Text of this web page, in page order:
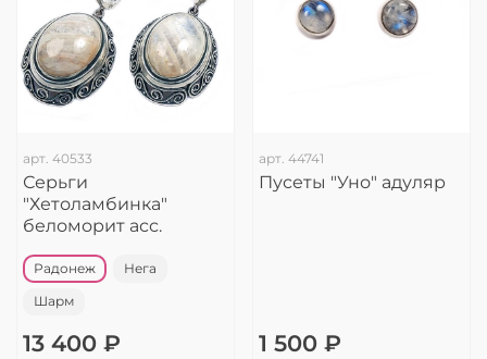
арт. 40533
Серьги
"Хетоламбинка"
беломорит асс.
Радонеж Нега
Шарм
13 400 ₽
арт. 44741
Пусеты "Уно" адуляр
1 500 ₽